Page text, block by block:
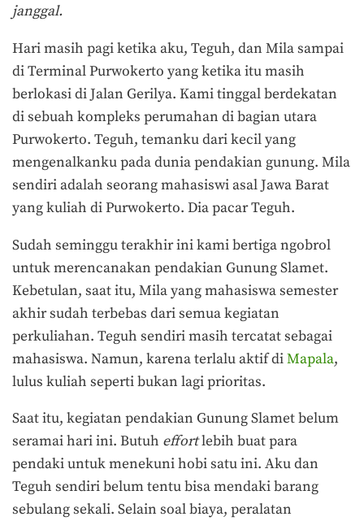
janggal.
Hari masih pagi ketika aku, Teguh, dan Mila sampai
di Terminal Purwokerto yang ketika itu masih
berlokasi di Jalan Gerilya. Kami tinggal berdekatan
di sebuah kompleks perumahan di bagian utara
Purwokerto. Teguh, temanku dari kecil yang
mengenalkanku pada dunia pendakian gunung. Mila
sendiri adalah seorang mahasiswi asal Jawa Barat
yang kuliah di Purwokerto. Dia pacar Teguh.
Sudah seminggu terakhir ini kami bertiga ngobrol
untuk merencanakan pendakian Gunung Slamet.
Kebetulan, saat itu, Mila yang mahasiswa semester
akhir sudah terbebas dari semua kegiatan
perkuliahan. Teguh sendiri masih tercatat sebagai
mahasiswa. Namun, karena terlalu aktif diMapala,
lulus kuliah seperti bukan lagi prioritas.
Saat itu, kegiatan pendakian Gunung Slamet belum
seramai hari ini. Butuh effortlebih buat para
pendaki untuk menekuni hobi satu ini. Aku dan
Teguh sendiri belum tentu bisa mendaki barang
sebulang sekali. Selain soal biaya, peralatan